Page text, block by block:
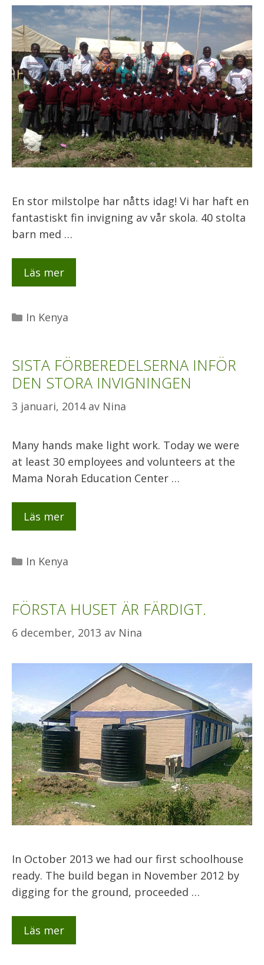
En stor milstolpe har nåtts idag! Vi har haft en
fantastiskt fin invigning av vår skola. 40 stolta
barn med …
Läs mer
Kategorier
In Kenya
SISTA FÖRBEREDELSERNA INFÖR
DEN STORA INVIGNINGEN
3 januari, 2014 av Nina
Many hands make light work. Today we were
at least 30 employees and volunteers at the
Mama Norah Education Center …
Läs mer
Kategorier
In Kenya
FÖRSTA HUSET ÄR FÄRDIGT.
6 december, 2013 av Nina
In October 2013 we had our first schoolhouse
ready. The build began in November 2012 by
digging for the ground, proceeded …
Läs mer